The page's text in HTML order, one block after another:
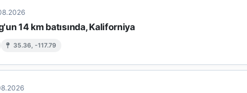
14 km batısında, Kaliforniya
35.36, -117.79